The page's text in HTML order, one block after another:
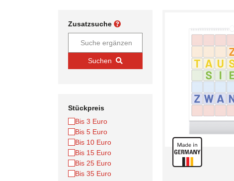
Zusatzsuche
Suchen
Stückpreis
Bis 3 Euro
Bis 5 Euro
Bis 10 Euro
Bis 15 Euro
Bis 25 Euro
Bis 35 Euro